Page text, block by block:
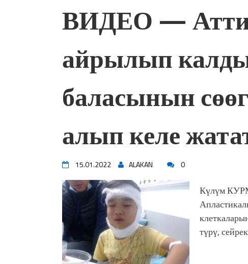
ВИДЕО —
айрылып
баласынын
алып келе
15.01.2022 ALAKAN 0
Күлүм
түрү,